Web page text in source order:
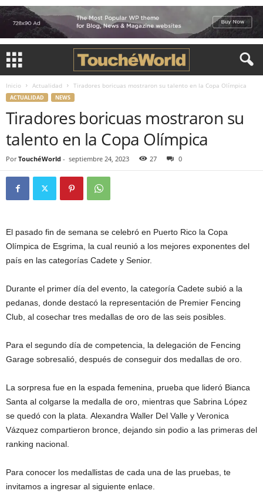
Inicio Actualidad Tiradores boricuas mostraron su talento en la Copa Olímpica
ACTUALIDAD NEWS
Tiradores boricuas mostraron su
talento en la Copa Olímpica
Por TouchéWorld - septiembre 24, 2023 27 0
El pasado fin de semana se celebró en Puerto Rico la Copa
Olímpica de Esgrima, la cual reunió a los mejores exponentes del
país en las categorías Cadete y Senior.
Durante el primer día del evento, la categoría Cadete subió a la
pedanas, donde destacó la representación de Premier Fencing
Club, al cosechar tres medallas de oro de las seis posibles.
Para el segundo día de competencia, la delegación de Fencing
Garage sobresalió, después de conseguir dos medallas de oro.
La sorpresa fue en la espada femenina, prueba que lideró Bianca
Santa al colgarse la medalla de oro, mientras que Sabrina López
se quedó con la plata. Alexandra Waller Del Valle y Veronica
Vázquez compartieron bronce, dejando sin podio a las primeras del
ranking nacional.
Para conocer los medallistas de cada una de las pruebas, te
invitamos a ingresar al siguiente enlace.